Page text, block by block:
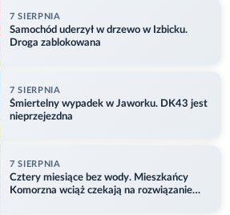
7 SIERPNIA
Samochód uderzył w drzewo w Izbicku.
Droga zablokowana
7 SIERPNIA
Śmiertelny wypadek w Jaworku. DK43 jest
nieprzejezdna
7 SIERPNIA
Cztery miesiące bez wody. Mieszkańcy
Komorzna wciąż czekają na rozwiązanie